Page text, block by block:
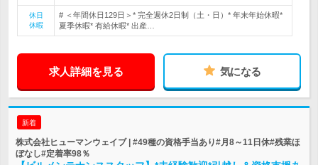
休日
休暇
# ＜年間休日129日＞* 完全週休2日制（土・日）* 年末年始休暇*
夏季休暇* 有給休暇* 出産…
求人詳細を見る 気になる
新着
株式会社ヒューマンウェイブ | #49種の資格手当あり#月8～11日休#残業ほ
ぼなし#定着率98％